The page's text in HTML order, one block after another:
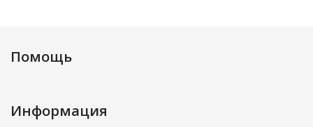
Помощь
Информация